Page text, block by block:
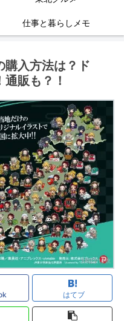
仕事と暮らしメモ
購入方法は？ド
販も？！
はてブ